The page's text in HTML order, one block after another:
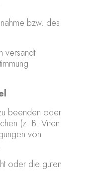
bzw. des
versandt
beenden oder
(z. B. Viren
von
oder die guten